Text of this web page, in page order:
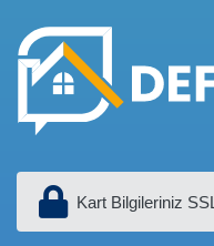
Kart Bilgileriniz